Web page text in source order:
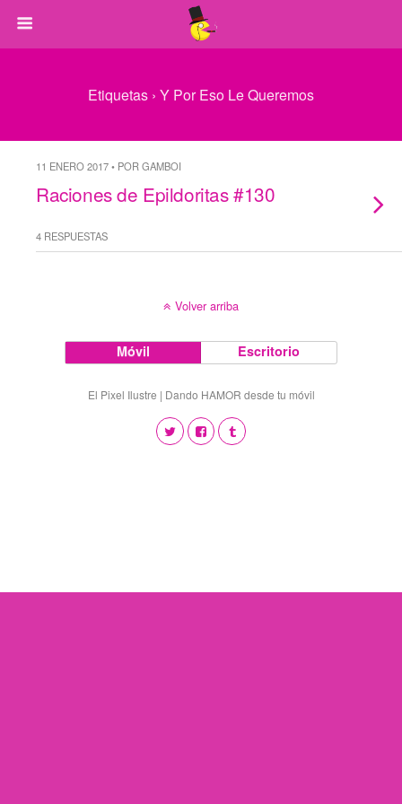
Etiquetas › Y Por Eso Le Queremos
11 ENERO 2017 • POR GAMBOI
Raciones de Epildoritas #130
4 RESPUESTAS
Volver arriba
Móvil Escritorio
El Pixel Ilustre | Dando HAMOR desde tu móvil